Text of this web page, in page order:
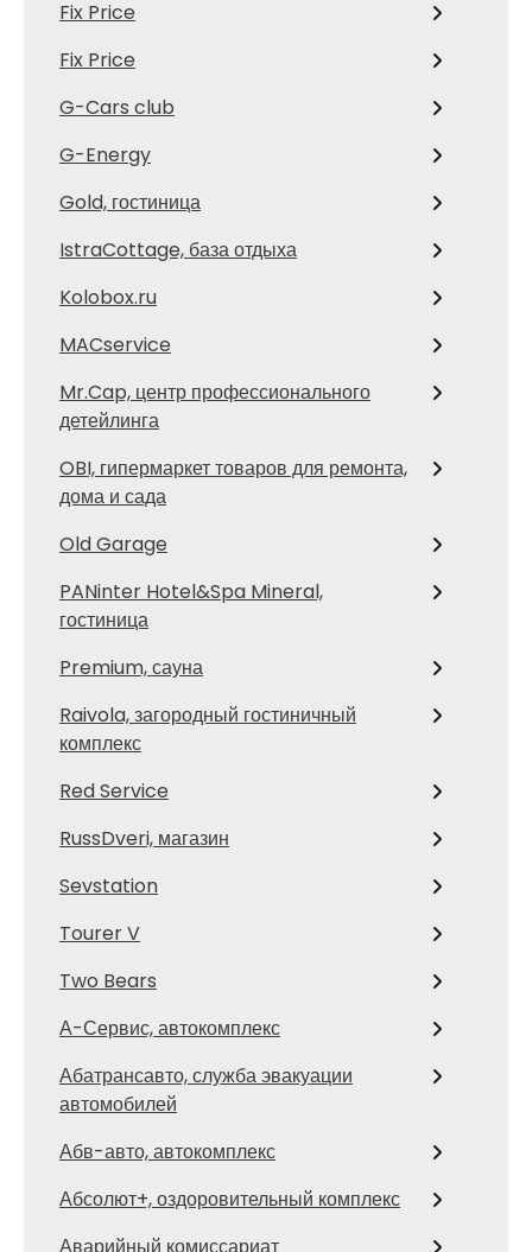
Fix Price
Fix Price
G-Cars club
G-Energy
Gold, гостиница
IstraCottage, база отдыха
Kolobox.ru
MACservice
Mr.Cap, центр профессионального
детейлинга
OBI, гипермаркет товаров для ремонта,
дома и сада
Old Garage
PANinter Hotel&Spa Mineral,
гостиница
Premium, сауна
Raivola, загородный гостиничный
комплекс
Red Service
RussDveri, магазин
Sevstation
Tourer V
Two Bears
А-Сервис, автокомплекс
Абатрансавто, служба эвакуации
автомобилей
Абв-авто, автокомплекс
Абсолют+, оздоровительный комплекс